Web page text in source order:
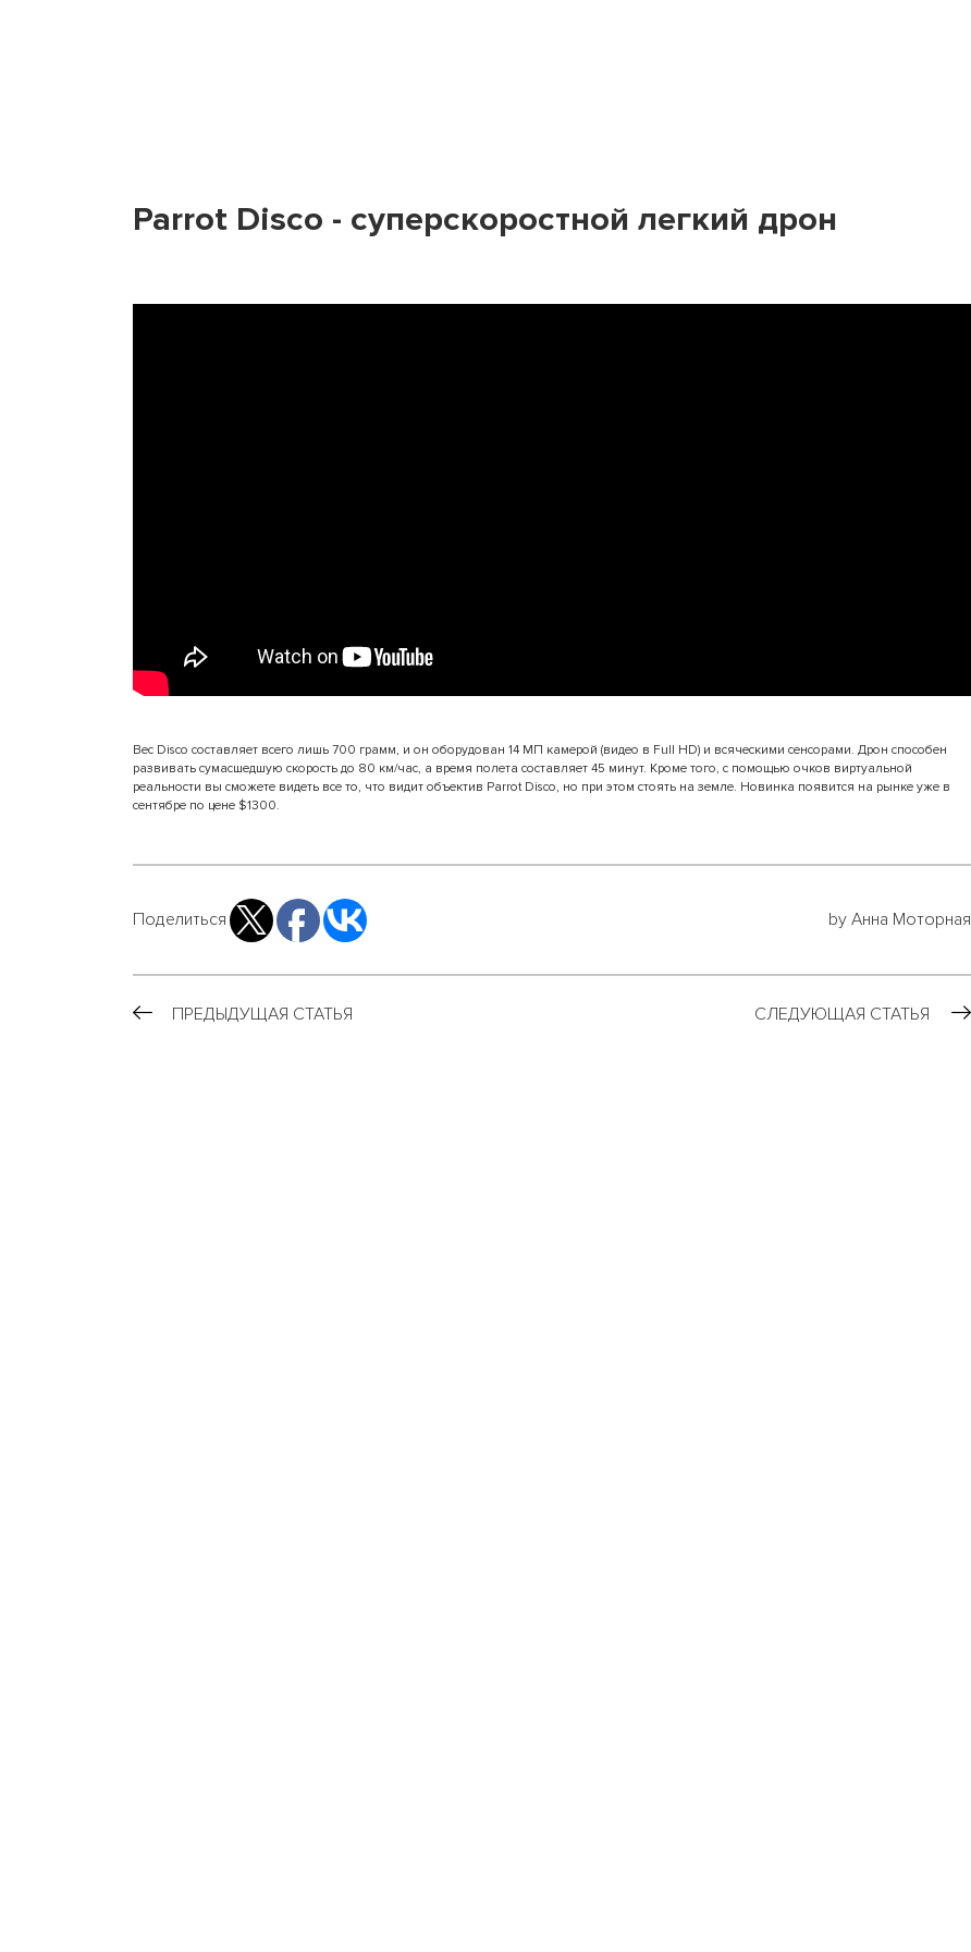
Parrot Disco - суперскоростной легкий дрон
Вес Disco составляет всего лишь 700 грамм, и он оборудован 14 МП камерой (видео в Full HD) и всяческими сенсорами. Дрон способен
развивать сумасшедшую скорость до 80 км/час, а время полета составляет 45 минут. Кроме того, с помощью очков виртуальной
реальности вы сможете видеть все то, что видит объектив Parrot Disco, но при этом стоять на земле. Новинка появится на рынке уже в
сентябре по цене $1300.
Поделиться by Анна Моторная
ПРЕДЫДУЩАЯ СТАТЬЯ СЛЕДУЮЩАЯ СТАТЬЯ